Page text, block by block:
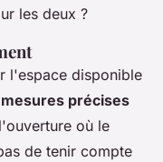
les deux ?
l'espace disponible
précises
où le
de tenir compte